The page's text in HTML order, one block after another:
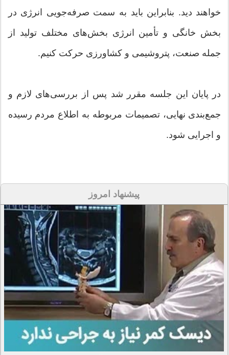
خواهند دید. بنابراین باید به سمت صرفه‌جویی انرژی در
بخش خانگی و تأمین انرژی بخش‌های مختلف تولید از
جمله صنعت، پتروشیمی و کشاورزی حرکت کنیم.
در پایان این جلسه مقرر شد پس از بررسی‌های لازم و
جمع‌بندی نهایی، تصمیمات مربوطه به اطلاع مردم رسیده
و اجرایی شود.
پیشنهاد امروز